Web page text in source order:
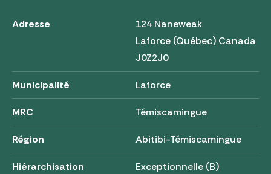
Adresse
124 Naneweak
Laforce (Québec) Canada
J0Z2J0
Municipalité Laforce
MRC Témiscamingue
Région Abitibi-Témiscamingue
Hiérarchisation
Exceptionnelle (B)